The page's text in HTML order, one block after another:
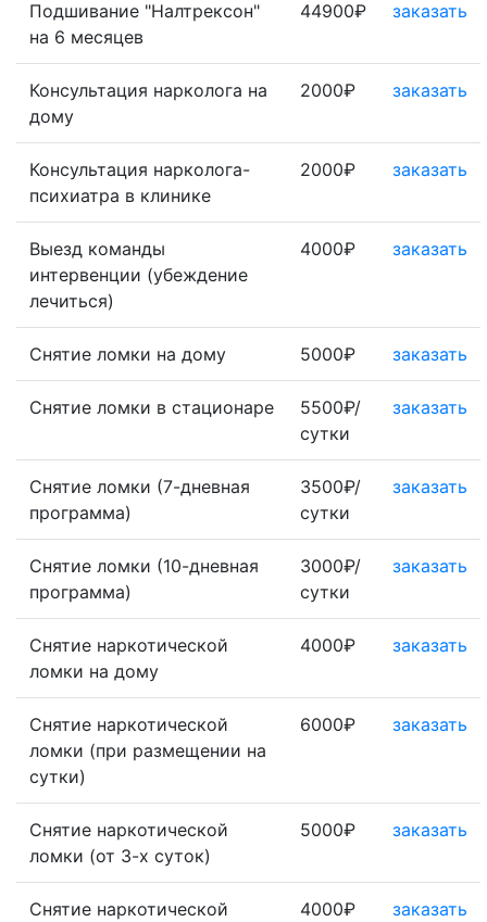
Подшивание "Налтрексон"
на 6 месяцев
44900₽ заказать
Консультация нарколога на
дому
2000₽ заказать
Консультация нарколога-
психиатра в клинике
2000₽ заказать
Выезд команды
интервенции (убеждение
лечиться)
4000₽ заказать
Снятие ломки на дому 5000₽ заказать
Снятие ломки в стационаре
5500₽/
сутки
заказать
Снятие ломки (7-дневная
программа)
3500₽/
сутки
заказать
Снятие ломки (10-дневная
программа)
3000₽/
сутки
заказать
Снятие наркотической
ломки на дому
4000₽ заказать
Снятие наркотической
ломки (при размещении на
сутки)
6000₽ заказать
Снятие наркотической
ломки (от 3-х суток)
5000₽ заказать
Снятие наркотической
4000₽ заказать